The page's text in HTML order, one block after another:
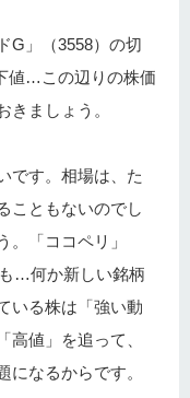
G」（3558）の切
値…この辺りの株価
きましょう。
です。相場は、た
こともないのでし
。「ココペリ」
…何か新しい銘柄
いる株は「強い動
値」を追って、
になるからです。